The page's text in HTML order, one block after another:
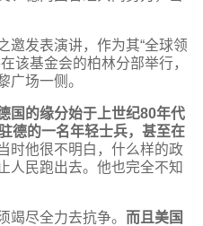
邀发表演讲，作为其“全球领
该基金会的柏林分部举行，
广场一侧。
国的缘分始于上世纪80年代
德的一名年轻士兵，甚至在
时他很不明白，什么样的政
人民跑出去。他也完全不知
竭尽全力去抗争。 而且美国